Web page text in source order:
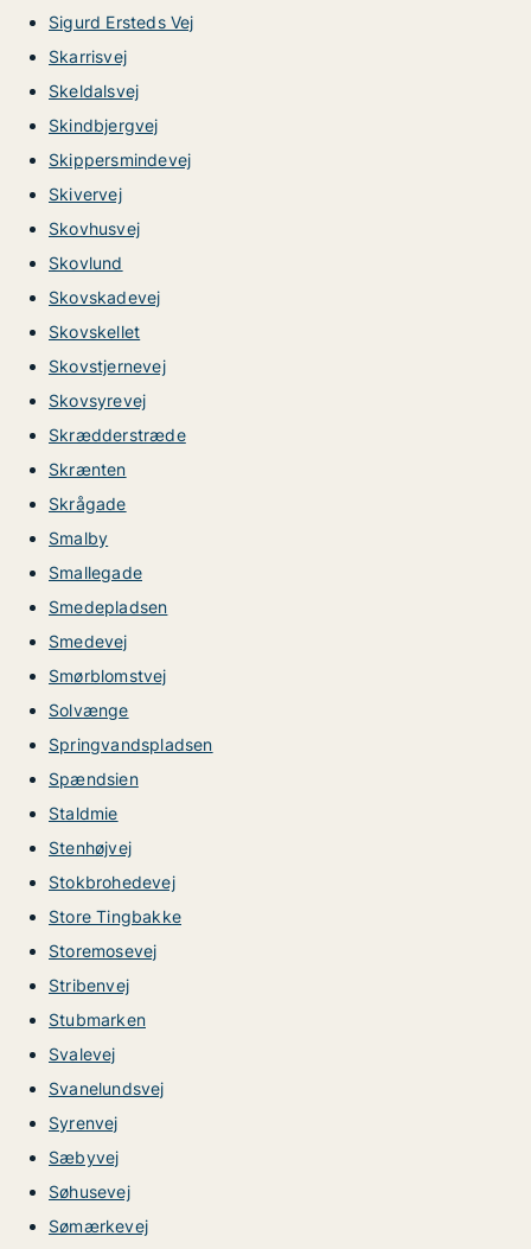
Sigurd Ersteds Vej
Skarrisvej
Skeldalsvej
Skindbjergvej
Skippersmindevej
Skivervej
Skovhusvej
Skovlund
Skovskadevej
Skovskellet
Skovstjernevej
Skovsyrevej
Skrædderstræde
Skrænten
Skrågade
Smalby
Smallegade
Smedepladsen
Smedevej
Smørblomstvej
Solvænge
Springvandspladsen
Spændsien
Staldmie
Stenhøjvej
Stokbrohedevej
Store Tingbakke
Storemosevej
Stribenvej
Stubmarken
Svalevej
Svanelundsvej
Syrenvej
Sæbyvej
Søhusevej
Sømærkevej